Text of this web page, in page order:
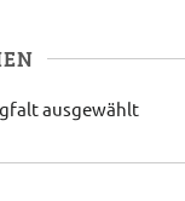
ausgewählt